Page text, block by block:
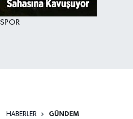
SPOR
HABERLER GÜNDEM